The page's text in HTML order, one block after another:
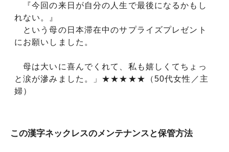
『今回の来日が自分の人生で最後になるかもし
れない。』
という母の日本滞在中のサプライズプレゼント
にお願いしました。
母は大いに喜んでくれて、私も嬉しくてちょっ
と涙が滲みました。」★★★★★（50代女性／主
婦）
この漢字ネックレスのメンテナンスと保管方法